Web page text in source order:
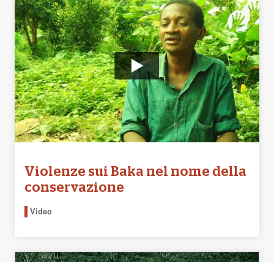
Violenze sui Baka nel nome della
conservazione
Video